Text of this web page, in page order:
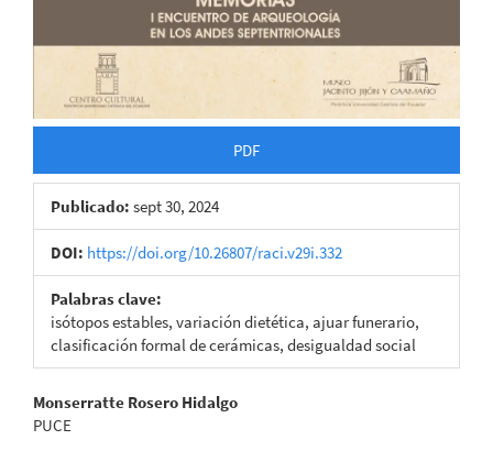
PDF
Publicado: sept 30, 2024
DOI: https://doi.org/10.26807/raci.v29i.332
Palabras clave:
isótopos estables, variación dietética, ajuar funerario,
clasificación formal de cerámicas, desigualdad social
Contenido
principal
Monserratte Rosero Hidalgo
PUCE